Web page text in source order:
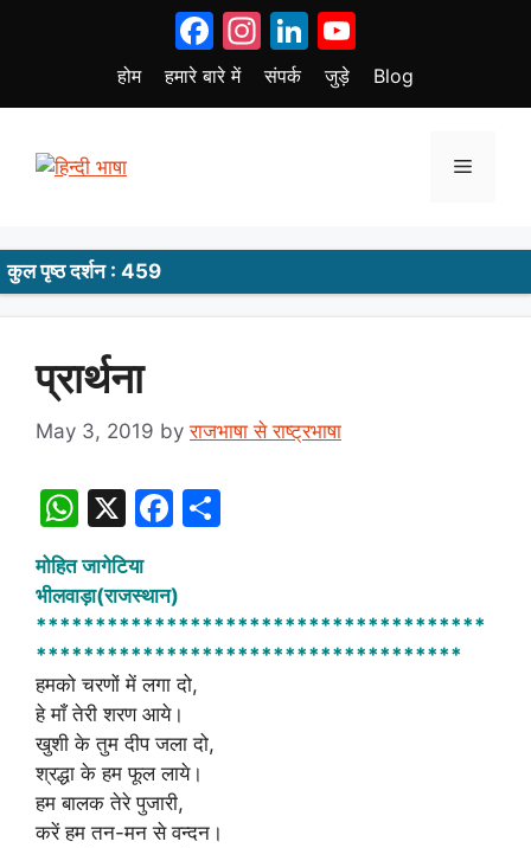
Facebook
Instagram
LinkedIn
होम हमारे बारे में संपर्क जुड़े Blog
Menu
कुल पृष्ठ दर्शन : 459
प्रार्थना
May 3, 2019 byराजभाषा से राष्ट्रभाषा
W
at
s
A
p
p
X
F
c
e
b
o
o
k
e
मोहित जागेटिया
भीलवाड़ा(राजस्थान)
**************************************
************************************
हमको चरणों में लगा दो,
हे माँ तेरी शरण आये।
खुशी के तुम दीप जला दो,
श्रद्धा के हम फूल लाये।
हम बालक तेरे पुजारी,
करें हम तन-मन से वन्दन।